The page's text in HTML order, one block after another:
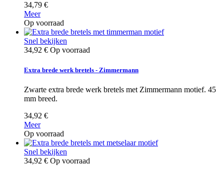
34,79 €
Meer
Op voorraad
Snel bekijken
34,92 € Op voorraad
Extra brede werk bretels - Zimmermann
Zwarte extra brede werk bretels met Zimmermann motief. 45
mm breed.
34,92 €
Meer
Op voorraad
Snel bekijken
34,92 € Op voorraad